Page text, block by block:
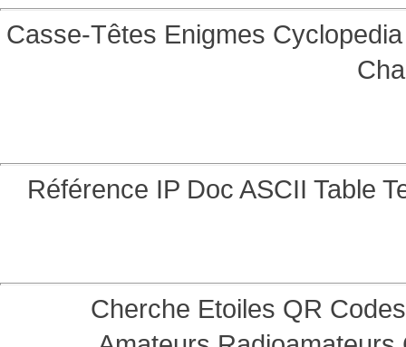
Casse-Têtes Enigmes
Référence IP Doc ASCII Table
Cherche Etoiles QR Codes